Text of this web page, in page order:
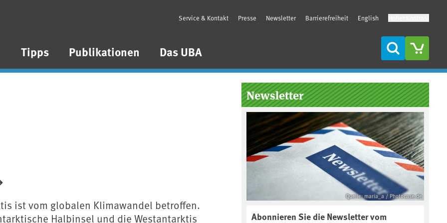
Tipps Publikationen Das UBA
Service & Kontakt Presse Newsletter Barrierefreiheit English
Suche
ist vom globalen Klimawandel betroffen.
Halbinsel und die Westantarktis
Seitenleiste
Newsletter
Quelle: maria_a / Photocase.de
Abonnieren Sie die Newsletter vom